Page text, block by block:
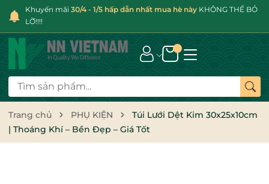
Khuyến mãi 30/4 - 1/5 hấp dẫn nhất mua hè này KHÔNG THỂ BỎ
LỠ!!!!
Trang chủ PHỤ KIỆN
Túi Lưới Dệt Kim 30x25x10cm
| Thoáng Khí – Bền Đẹp – Giá Tốt